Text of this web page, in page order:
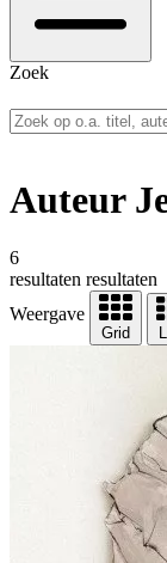
Zoek
Auteur
6
resultaten resultaten
Weergave
Grid